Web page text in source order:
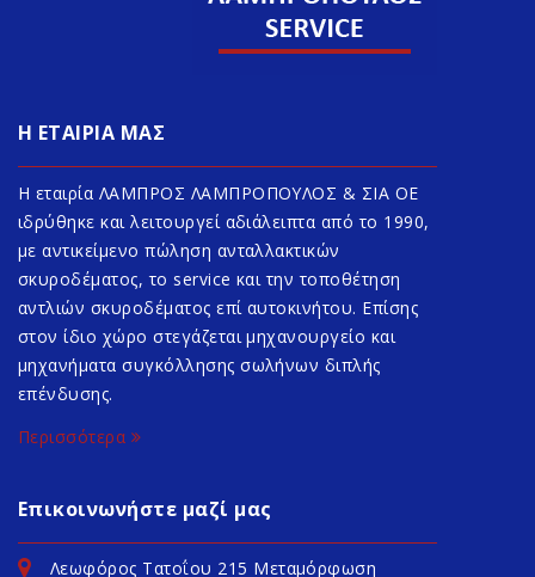
Η ΕΤΑΙΡΙΑ ΜΑΣ
Η εταιρία ΛΑΜΠΡΟΣ ΛΑΜΠΡΟΠΟΥΛΟΣ & ΣΙΑ ΟΕ
ιδρύθηκε και λειτουργεί αδιάλειπτα από το 1990,
με αντικείμενο πώληση ανταλλακτικών
σκυροδέματος, το service και την τοποθέτηση
αντλιών σκυροδέματος επί αυτοκινήτου. Επίσης
στον ίδιο χώρο στεγάζεται μηχανουργείο και
μηχανήματα συγκόλλησης σωλήνων διπλής
επένδυσης.
Περισσότερα
Επικοινωνήστε μαζί μας
Λεωφόρος Τατοΐου 215 Μεταμόρφωση